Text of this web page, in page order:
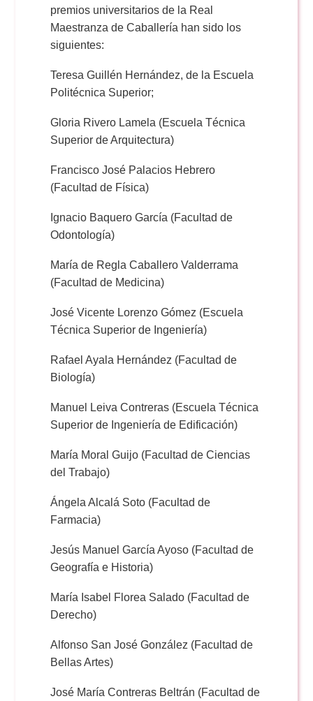
premios universitarios de la Real
Maestranza de Caballería han sido los
siguientes:
Teresa Guillén Hernández, de la Escuela
Politécnica Superior;
Gloria Rivero Lamela (Escuela Técnica
Superior de Arquitectura)
Francisco José Palacios Hebrero
(Facultad de Física)
Ignacio Baquero García (Facultad de
Odontología)
María de Regla Caballero Valderrama
(Facultad de Medicina)
José Vicente Lorenzo Gómez (Escuela
Técnica Superior de Ingeniería)
Rafael Ayala Hernández (Facultad de
Biología)
Manuel Leiva Contreras (Escuela Técnica
Superior de Ingeniería de Edificación)
María Moral Guijo (Facultad de Ciencias
del Trabajo)
Ángela Alcalá Soto (Facultad de
Farmacia)
Jesús Manuel García Ayoso (Facultad de
Geografía e Historia)
María Isabel Florea Salado (Facultad de
Derecho)
Alfonso San José González (Facultad de
Bellas Artes)
José María Contreras Beltrán (Facultad de